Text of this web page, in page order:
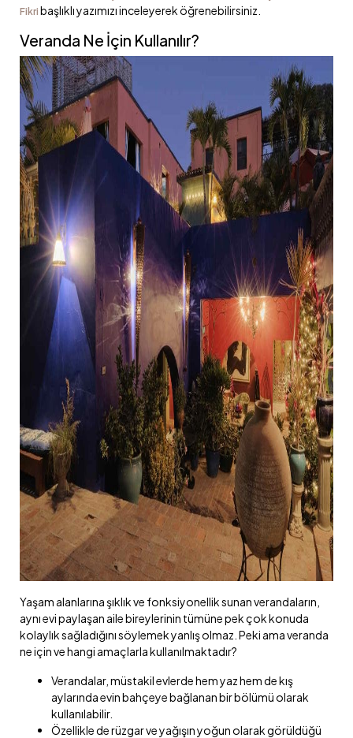
Fikri başlıklı yazımızı inceleyerek öğrenebilirsiniz.
Veranda Ne İçin Kullanılır?
Yaşam alanlarına şıklık ve fonksiyonellik sunan verandaların,
aynı evi paylaşan aile bireylerinin tümüne pek çok konuda
kolaylık sağladığını söylemek yanlış olmaz. Peki ama veranda
ne için ve hangi amaçlarla kullanılmaktadır?
Verandalar, müstakil evlerde hem yaz hem de kış
aylarında evin bahçeye bağlanan bir bölümü olarak
kullanılabilir.
Özellikle de rüzgar ve yağışın yoğun olarak görüldüğü